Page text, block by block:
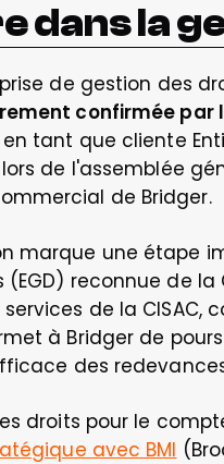
dans la
de gestion des
confirmée par
tant que cliente
de l'assemblée
de Bridger.
marque une étape
(EGD) reconnue de
de la
à Bridger de
des
droits pour le
avec BMI